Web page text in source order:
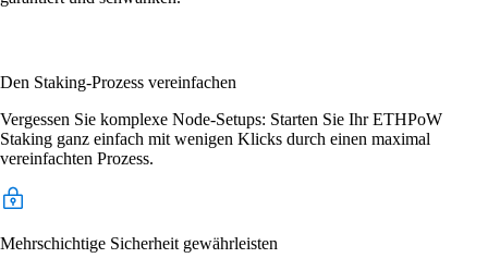
Den Staking-Prozess vereinfachen
Vergessen Sie komplexe Node-Setups: Starten Sie Ihr ETHPoW
Staking ganz einfach mit wenigen Klicks durch einen maximal
vereinfachten Prozess.
Mehrschichtige Sicherheit gewährleisten